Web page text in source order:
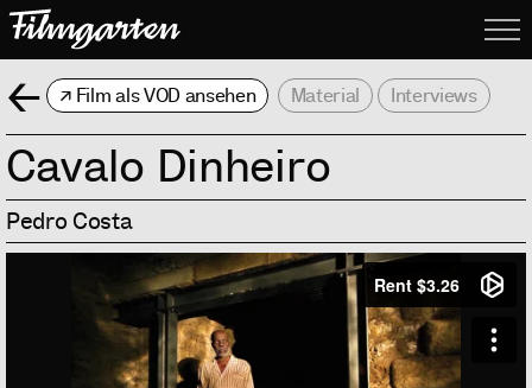
Zurück
Film als VOD ansehen Material Interviews
Cavalo Dinheiro
Pedro Costa